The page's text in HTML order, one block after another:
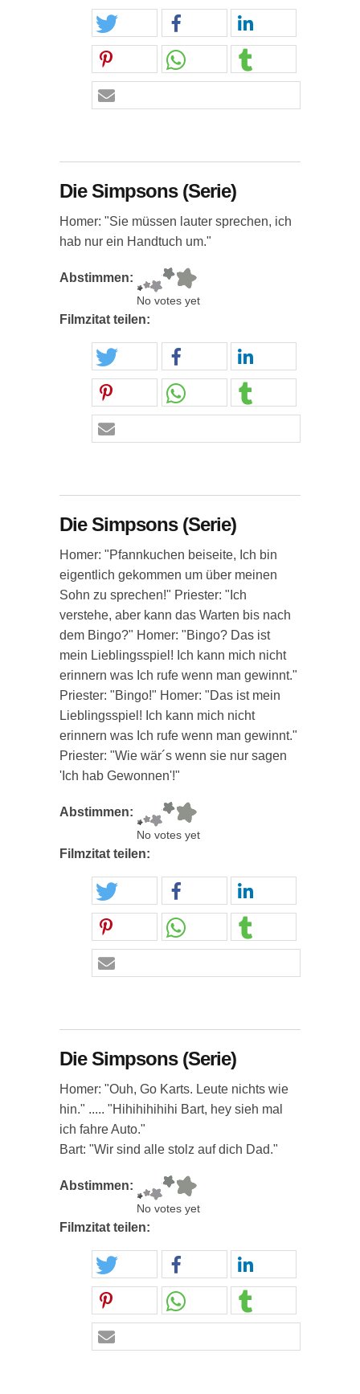
Die Simpsons (Serie)
Homer: "Sie müssen lauter sprechen, ich
hab nur ein Handtuch um."
Abstimmen:
No votes yet
Filmzitat teilen:
Die Simpsons (Serie)
Homer: "Pfannkuchen beiseite, Ich bin
eigentlich gekommen um über meinen
Sohn zu sprechen!" Priester: "Ich
verstehe, aber kann das Warten bis nach
dem Bingo?" Homer: "Bingo? Das ist
mein Lieblingsspiel! Ich kann mich nicht
erinnern was Ich rufe wenn man gewinnt."
Priester: "Bingo!" Homer: "Das ist mein
Lieblingsspiel! Ich kann mich nicht
erinnern was Ich rufe wenn man gewinnt."
Priester: "Wie wär´s wenn sie nur sagen
'Ich hab Gewonnen'!"
Abstimmen:
No votes yet
Filmzitat teilen:
Die Simpsons (Serie)
Homer: "Ouh, Go Karts. Leute nichts wie
hin." ..... "Hihihihihihi Bart, hey sieh mal
ich fahre Auto."
Bart: "Wir sind alle stolz auf dich Dad."
Abstimmen:
No votes yet
Filmzitat teilen: